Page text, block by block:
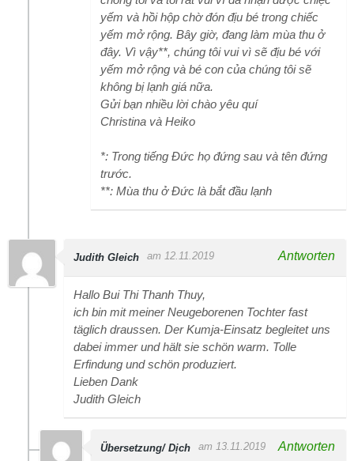
yếm và hồi hộp chờ đón địu bé trong chiếc
yếm mở rộng. Bây giờ, đang làm mùa thu ở
đây. Vì vậy**, chúng tôi vui vì sẽ địu bé với
yếm mở rộng và bé con của chúng tôi sẽ
không bị lạnh giá nữa.
Gửi bạn nhiều lời chào yêu quí
Christina và Heiko
*: Trong tiếng Đức họ đứng sau và tên đứng
trước.
**: Mùa thu ở Đức là bắt đầu lạnh
Judith Gleich am 12.11.2019 Antworten
Hallo Bui Thi Thanh Thuy,
ich bin mit meiner Neugeborenen Tochter fast
täglich draussen. Der Kumja-Einsatz begleitet uns
dabei immer und hält sie schön warm. Tolle
Erfindung und schön produziert.
Lieben Dank
Judith Gleich
Übersetzung/ Dịch am 13.11.2019 Antworten